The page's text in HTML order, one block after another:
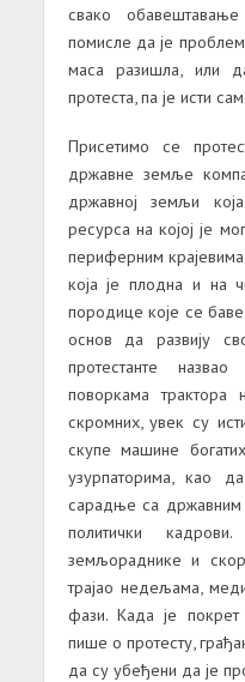
свако
помисле да је
маса разишла, или
протеста, па је исти
Присетимо се
државне земље
државној земљи
ресурса на којој је
периферним
која је плодна и на
породице које се
основ да развију
протестанте
поворкама
скромних, увек су
скупе машине
узурпаторима, као
сарадње са државним
политички
земљораднике и
трајао недељама,
фази. Када је
пише о протесту,
да су убеђени да је